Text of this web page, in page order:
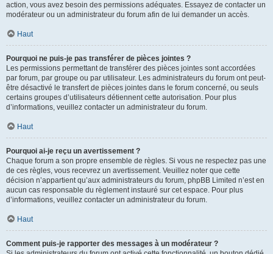
action, vous avez besoin des permissions adéquates. Essayez de contacter un
modérateur ou un administrateur du forum afin de lui demander un accès.
Haut
Pourquoi ne puis-je pas transférer de pièces jointes ?
Les permissions permettant de transférer des pièces jointes sont accordées
par forum, par groupe ou par utilisateur. Les administrateurs du forum ont peut-
être désactivé le transfert de pièces jointes dans le forum concerné, ou seuls
certains groupes d’utilisateurs détiennent cette autorisation. Pour plus
d’informations, veuillez contacter un administrateur du forum.
Haut
Pourquoi ai-je reçu un avertissement ?
Chaque forum a son propre ensemble de règles. Si vous ne respectez pas une
de ces règles, vous recevrez un avertissement. Veuillez noter que cette
décision n’appartient qu’aux administrateurs du forum, phpBB Limited n’est en
aucun cas responsable du règlement instauré sur cet espace. Pour plus
d’informations, veuillez contacter un administrateur du forum.
Haut
Comment puis-je rapporter des messages à un modérateur ?